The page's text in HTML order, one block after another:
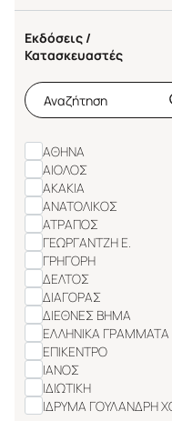
Εκδόσεις /
Κατασκευαστές
ΑΘΗΝΑ
ΑΙΟΛΟΣ
ΑΚΑΚΙΑ
ΑΝΑΤΟΛΙΚΟΣ
ΑΤΡΑΠΟΣ
ΓΕΩΡΓΑΝΤΖΗ Ε.
ΓΡΗΓΟΡΗ
ΔΕΛΤΟΣ
ΔΙΑΓΟΡΑΣ
ΔΙΕΘΝΕΣ ΒΗΜΑ
ΕΛΛΗΝΙΚΑ ΓΡΑΜΜΑΤΑ
ΕΠΙΚΕΝΤΡΟ
ΙΑΝΟΣ
ΙΔΙΩΤΙΚΗ
ΙΔΡΥΜΑ ΓΟΥΛΑΝΔΡΗ